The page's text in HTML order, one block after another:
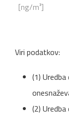
[ng/m³]
Viri podatkov:
(1)
(2)